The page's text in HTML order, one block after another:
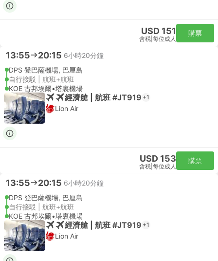
USD 151
含税 每位成人
購票
13:55 20:15 6小時20分鐘
DPS 登巴薩機場, 巴厘島
自行接駁 | 航班+航班
KOE 古邦埃爾•塔裏機場
經濟艙 | 航班 #JT919 +1
Lion Air
USD 153
含税 每位成人
購票
13:55 20:15 6小時20分鐘
DPS 登巴薩機場, 巴厘島
自行接駁 | 航班+航班
KOE 古邦埃爾•塔裏機場
經濟艙 | 航班 #JT919 +1
Lion Air